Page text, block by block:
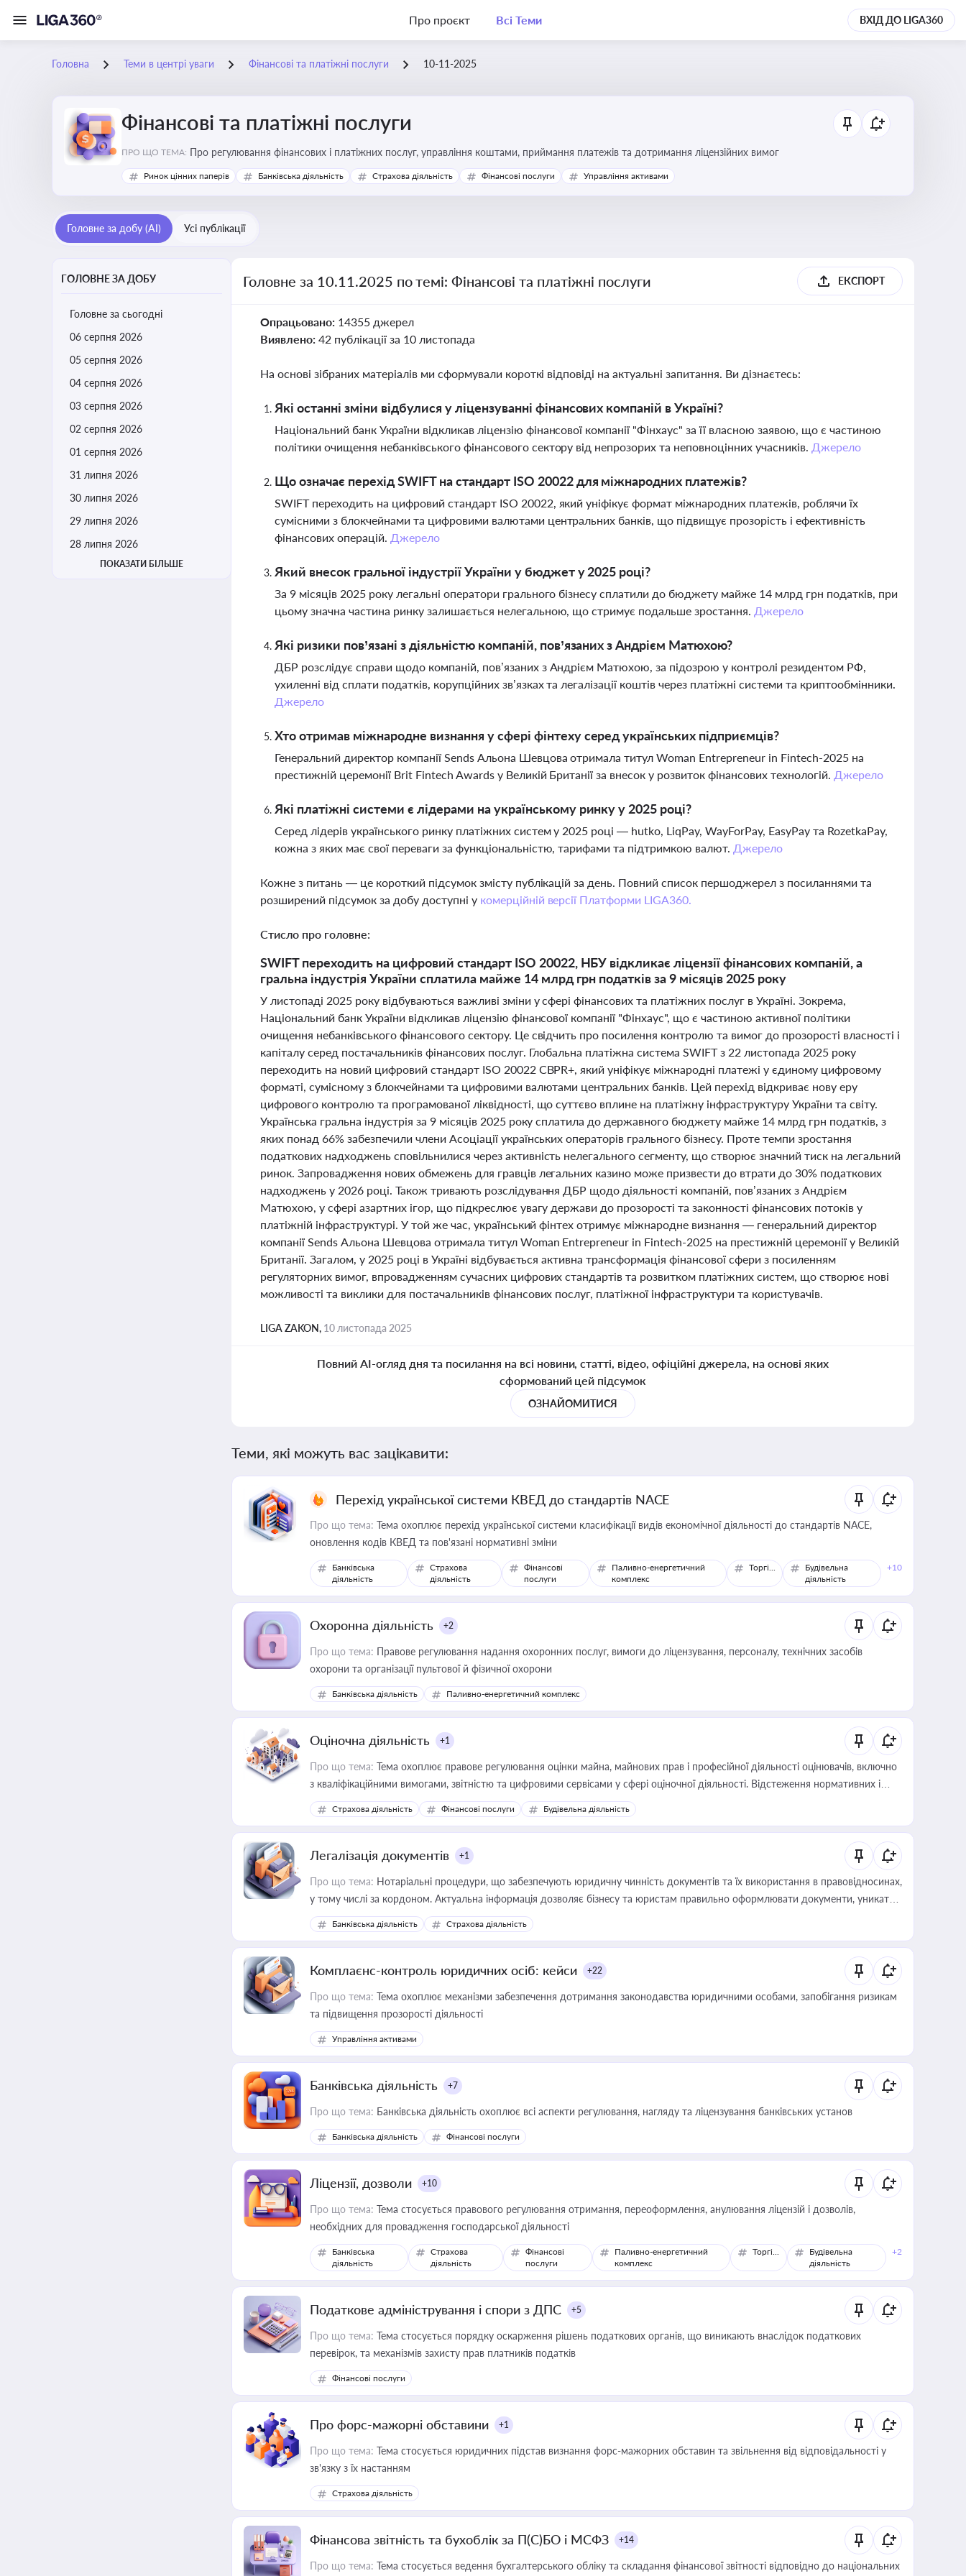
Про проєкт Всі Теми ВХІД ДО LIGA360
Головна Теми в центрі уваги Фінансові та платіжні послуги 10-11-2025
Фінансові та платіжні послуги
ПРО ЩО ТЕМА: Про регулювання фінансових і платіжних послуг, управління коштами, приймання платежів та дотримання ліцензійних вимог
Ринок цінних паперів Банківська діяльність Страхова діяльність Фінансові послуги Управління активами
Головне за добу (AI) Усі публікації
ГОЛОВНЕ ЗА ДОБУ
Головне за сьогодні
06 серпня 2026
05 серпня 2026
04 серпня 2026
03 серпня 2026
02 серпня 2026
01 серпня 2026
31 липня 2026
30 липня 2026
29 липня 2026
28 липня 2026
ПОКАЗАТИ БІЛЬШЕ
Головне за 10.11.2025 по темі: Фінансові та платіжні послуги ЕКСПОРТ
Опрацьовано: 14355 джерел
Виявлено: 42 публікації за 10 листопада
На основі зібраних матеріалів ми сформували короткі відповіді на актуальні запитання. Ви дізнаєтесь:
Які останні зміни відбулися у ліцензуванні фінансових компаній в Україні?
Національний банк України відкликав ліцензію фінансової компанії "Фінхаус" за її власною заявою, що є частиною
політики очищення небанківського фінансового сектору від непрозорих та неповноцінних учасників. Джерело
Що означає перехід SWIFT на стандарт ISO 20022 для міжнародних платежів?
SWIFT переходить на цифровий стандарт ISO 20022, який уніфікує формат міжнародних платежів, роблячи їх
сумісними з блокчейнами та цифровими валютами центральних банків, що підвищує прозорість і ефективність
фінансових операцій. Джерело
Який внесок гральної індустрії України у бюджет у 2025 році?
За 9 місяців 2025 року легальні оператори грального бізнесу сплатили до бюджету майже 14 млрд грн податків, при
цьому значна частина ринку залишається нелегальною, що стримує подальше зростання. Джерело
Які ризики пов’язані з діяльністю компаній, пов’язаних з Андрієм Матюхою?
ДБР розслідує справи щодо компаній, пов’язаних з Андрієм Матюхою, за підозрою у контролі резидентом РФ,
ухиленні від сплати податків, корупційних зв’язках та легалізації коштів через платіжні системи та криптообмінники.
Джерело
Хто отримав міжнародне визнання у сфері фінтеху серед українських підприємців?
Генеральний директор компанії Sends Альона Шевцова отримала титул Woman Entrepreneur in Fintech-2025 на
престижній церемонії Brit Fintech Awards у Великій Британії за внесок у розвиток фінансових технологій. Джерело
Які платіжні системи є лідерами на українському ринку у 2025 році?
Серед лідерів українського ринку платіжних систем у 2025 році — hutko, LiqPay, WayForPay, EasyPay та RozetkaPay,
кожна з яких має свої переваги за функціональністю, тарифами та підтримкою валют. Джерело
Кожне з питань — це короткий підсумок змісту публікацій за день. Повний список першоджерел з посиланнями та
розширений підсумок за добу доступні у комерційній версії Платформи LIGA360.
Стисло про головне:
SWIFT переходить на цифровий стандарт ISO 20022, НБУ відкликає ліцензії фінансових компаній, а
гральна індустрія України сплатила майже 14 млрд грн податків за 9 місяців 2025 року
У листопаді 2025 року відбуваються важливі зміни у сфері фінансових та платіжних послуг в Україні. Зокрема,
Національний банк України відкликав ліцензію фінансової компанії "Фінхаус", що є частиною активної політики
очищення небанківського фінансового сектору. Це свідчить про посилення контролю та вимог до прозорості власності і
капіталу серед постачальників фінансових послуг. Глобальна платіжна система SWIFT з 22 листопада 2025 року
переходить на новий цифровий стандарт ISO 20022 CBPR+, який уніфікує міжнародні платежі у єдиному цифровому
форматі, сумісному з блокчейнами та цифровими валютами центральних банків. Цей перехід відкриває нову еру
цифрового контролю та програмованої ліквідності, що суттєво вплине на платіжну інфраструктуру України та світу.
Українська гральна індустрія за 9 місяців 2025 року сплатила до державного бюджету майже 14 млрд грн податків, з
яких понад 66% забезпечили члени Асоціації українських операторів грального бізнесу. Проте темпи зростання
податкових надходжень сповільнилися через активність нелегального сегменту, що створює значний тиск на легальний
ринок. Запровадження нових обмежень для гравців легальних казино може призвести до втрати до 30% податкових
надходжень у 2026 році. Також тривають розслідування ДБР щодо діяльності компаній, пов’язаних з Андрієм
Матюхою, у сфері азартних ігор, що підкреслює увагу держави до прозорості та законності фінансових потоків у
платіжній інфраструктурі. У той же час, український фінтех отримує міжнародне визнання — генеральний директор
компанії Sends Альона Шевцова отримала титул Woman Entrepreneur in Fintech-2025 на престижній церемонії у Великій
Британії. Загалом, у 2025 році в Україні відбувається активна трансформація фінансової сфери з посиленням
регуляторних вимог, впровадженням сучасних цифрових стандартів та розвитком платіжних систем, що створює нові
можливості та виклики для постачальників фінансових послуг, платіжної інфраструктури та користувачів.
LIGA ZAKON, 10 листопада 2025
Повний AI-огляд дня та посилання на всі новини, статті, відео, офіційні джерела, на основі яких
сформований цей підсумок
ОЗНАЙОМИТИСЯ
Теми, які можуть вас зацікавити:
Перехід української системи КВЕД до стандартів NACE
Про що тема: Тема охоплює перехід української системи класифікації видів економічної діяльності до стандартів NACE,
оновлення кодів КВЕД та пов'язані нормативні зміни
Банківська
діяльність
Страхова
діяльність
Фінансові
послуги
Паливно-енергетичний
комплекс
Торгівля
Будівельна
діяльність
+10
Охоронна діяльність +2
Про що тема: Правове регулювання надання охоронних послуг, вимоги до ліцензування, персоналу, технічних засобів
охорони та організації пультової й фізичної охорони
Банківська діяльність Паливно-енергетичний комплекс
Оціночна діяльність +1
Про що тема: Тема охоплює правове регулювання оцінки майна, майнових прав і професійної діяльності оцінювачів, включно
з кваліфікаційними вимогами, звітністю та цифровими сервісами у сфері оціночної діяльності. Відстеження нормативних і
медійних змін у цій сфері корисне для власника бізнесу, керівника, юриста або бухгалтера під час оподаткування,
приватизації, оренди державного майна, корпоративних угод і перевірки статусу суб'єктів оціночної діяльності
Страхова діяльність Фінансові послуги Будівельна діяльність
Легалізація документів +1
Про що тема: Нотаріальні процедури, що забезпечують юридичну чинність документів та їх використання в правовідносинах,
у тому числі за кордоном. Актуальна інформація дозволяє бізнесу та юристам правильно оформлювати документи, уникати
ризиків недійсності та забезпечувати їх належне прийняття органами влади та контрагентами
Банківська діяльність Страхова діяльність
Комплаєнс-контроль юридичних осіб: кейси +22
Про що тема: Тема охоплює механізми забезпечення дотримання законодавства юридичними особами, запобігання ризикам
та підвищення прозорості діяльності
Управління активами
Банківська діяльність +7
Про що тема: Банківська діяльність охоплює всі аспекти регулювання, нагляду та ліцензування банківських установ
Банківська діяльність Фінансові послуги
Ліцензії, дозволи +10
Про що тема: Тема стосується правового регулювання отримання, переоформлення, анулювання ліцензій і дозволів,
необхідних для провадження господарської діяльності
Банківська
діяльність
Страхова
діяльність
Фінансові
послуги
Паливно-енергетичний
комплекс
Торгівля
Будівельна
діяльність
+2
Податкове адміністрування і спори з ДПС +5
Про що тема: Тема стосується порядку оскарження рішень податкових органів, що виникають внаслідок податкових
перевірок, та механізмів захисту прав платників податків
Фінансові послуги
Про форс-мажорні обставини +1
Про що тема: Тема стосується юридичних підстав визнання форс-мажорних обставин та звільнення від відповідальності у
зв'язку з їх настанням
Страхова діяльність
Фінансова звітність та бухоблік за П(С)БО і МСФЗ +14
Про що тема: Тема стосується ведення бухгалтерського обліку та складання фінансової звітності відповідно до національних